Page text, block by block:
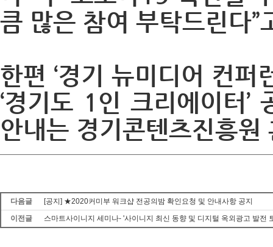
큼 많은 참여 부탁드린다”
한편 ‘경기 뉴미디어 컨퍼
‘경기도 1인 크리에이터
안내는 경기콘텐츠진흥
다음글
[공지] ★2020커미부 워크샵 전공의밤 확인요청 및 안내사항 공지
이전글
스마트사이니지 세미나- '사이니지 최신 동향 및 디지털 옥외광고 발전